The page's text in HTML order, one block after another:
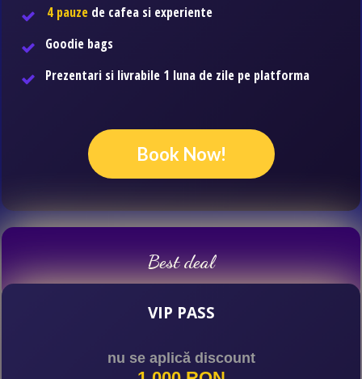
4 pauze de cafea si experiente
Goodie bags
Prezentari si livrabile 1 luna de zile pe platforma
Book Now!
Best deal
VIP PASS
nu se aplică discount